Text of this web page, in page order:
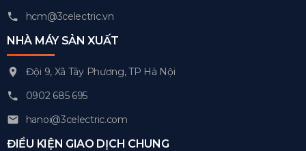
hcm@3celectric.vn
NHÀ MÁY SẢN XUẤT
Đội 9, Xã Tây Phương, TP Hà Nội
0902 685 695
hanoi@3celectric.com
ĐIỀU KIỆN GIAO DỊCH CHUNG